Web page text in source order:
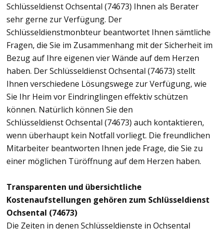
Schlüsseldienst Ochsental (74673) Ihnen als Berater
sehr gerne zur Verfügung. Der
Schlüsseldienstmonbteur beantwortet Ihnen sämtliche
Fragen, die Sie im Zusammenhang mit der Sicherheit im
Bezug auf Ihre eigenen vier Wände auf dem Herzen
haben. Der Schlüsseldienst Ochsental (74673) stellt
Ihnen verschiedene Lösungswege zur Verfügung, wie
Sie Ihr Heim vor Eindringlingen effektiv schützen
können. Natürlich können Sie den
Schlüsseldienst Ochsental (74673) auch kontaktieren,
wenn überhaupt kein Notfall vorliegt. Die freundlichen
Mitarbeiter beantworten Ihnen jede Frage, die Sie zu
einer möglichen Türöffnung auf dem Herzen haben.
Transparenten und übersichtliche
Kostenaufstellungen gehören zum Schlüsseldienst
Ochsental (74673)
Die Zeiten in denen Schlüsseldienste in Ochsental